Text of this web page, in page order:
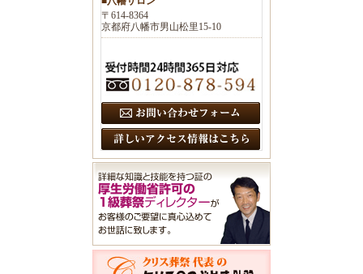
〒614-8364
京都府八幡市男山松里15-10